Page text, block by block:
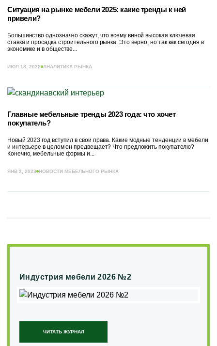
Ситуация на рынке мебели 2025: какие тренды к ней
привели?
Большинство однозначно скажут, что всему виной высокая ключевая
ставка и просадка строительного рынка. Это верно, но так как сегодня в
экономике и в обществе...
ИЮЛ 18, 2025 АНАЛИТИКА РЫНКА
Главные мебельные тренды 2023 года: что хочет
покупатель?
Новый 2023 год вступил в свои права. Какие модные тенденции в мебели
и интерьере в целом он предвещает? Что предложить покупателю?
Конечно, мебельные формы и...
ЯНВ 2, 2023 НОВОСТИ МЕБЕЛЬНОГО РЫНКА
Индустрия мебели 2026 №2
ЧИТАТЬ ЖУРНАЛ